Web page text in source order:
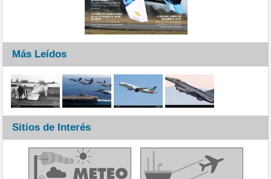
Más Leídos
Sitios de Interés